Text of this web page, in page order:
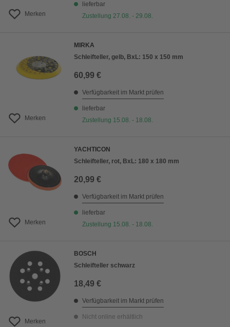
Merken
lieferbar
Zustellung 27.08. - 29.08.
Merken
MIRKA
Schleifteller, gelb, BxL: 150 x 150 mm
60,99 €
Verfügbarkeit im Markt prüfen
lieferbar
Zustellung 15.08. - 18.08.
Merken
YACHTICON
Schleifteller, rot, BxL: 180 x 180 mm
20,99 €
Verfügbarkeit im Markt prüfen
lieferbar
Zustellung 15.08. - 18.08.
Merken
BOSCH
Schleifteller schwarz
18,49 €
Verfügbarkeit im Markt prüfen
Nicht online erhältlich